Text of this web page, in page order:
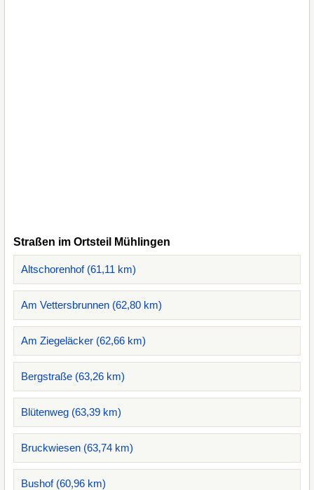
Straßen im Ortsteil Mühlingen
Altschorenhof (61,11 km)
Am Vettersbrunnen (62,80 km)
Am Ziegeläcker (62,66 km)
Bergstraße (63,26 km)
Blütenweg (63,39 km)
Bruckwiesen (63,74 km)
Bushof (60,96 km)